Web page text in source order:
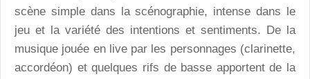
scène simple dans la scénographie, intense dans le
jeu et la variété des intentions et sentiments. De la
musique jouée en live par les personnages (clarinette,
accordéon) et quelques rifs de basse apportent de la